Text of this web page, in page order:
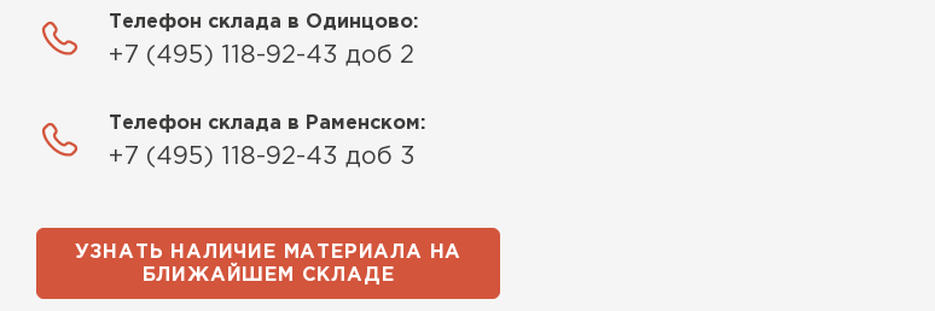
Телефон склада в Одинцово:
+7 (495) 118-92-43 доб 2
Телефон склада в Раменском:
+7 (495) 118-92-43 доб 3
УЗНАТЬ НАЛИЧИЕ МАТЕРИАЛА НА
БЛИЖАЙШЕМ СКЛАДЕ